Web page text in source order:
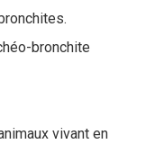
bronchite
vivant en